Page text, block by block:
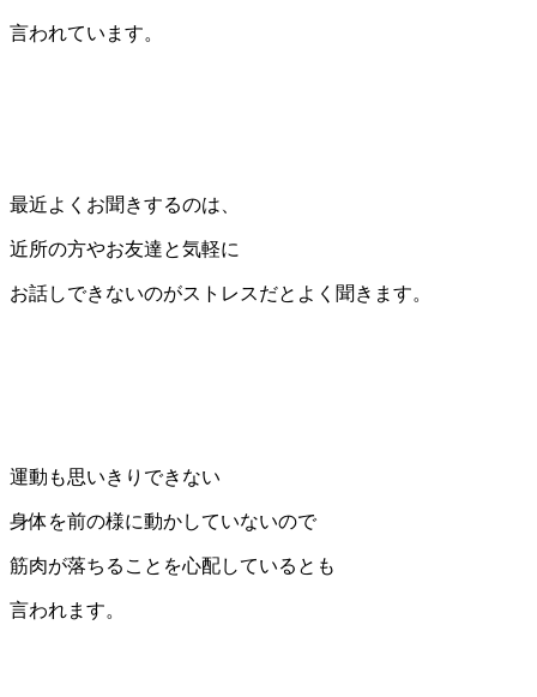
言われています。
最近よくお聞きするのは、
近所の方やお友達と気軽に
お話しできないのがストレスだとよく聞きます。
運動も思いきりできない
身体を前の様に動かしていないので
筋肉が落ちることを心配しているとも
言われます。